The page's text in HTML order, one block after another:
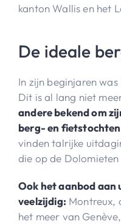
kanton Wallis en het
De ideale
In zijn beginjaren
Dit is al lang niet
andere bekend om
berg- en
vinden talrijke
die op de Dolomieten
Ook het aanbod aan
veelzijdig: Montreux,
het meer van